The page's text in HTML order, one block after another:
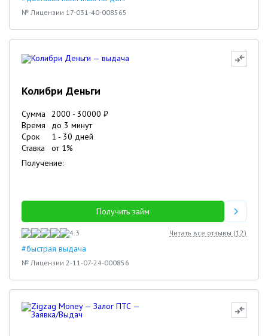
№ Лицензии 17-031-40-008565
Колибри Деньги
Сумма 2000 - 30000 ₽
Время
до 3 минут
Срок
1 - 30 дней
Ставка
от 1%
Получение:
Получить займ
4.3 Читать все отзывы (12)
#быстрая выдача
№ Лицензии 2-11-07-24-000856